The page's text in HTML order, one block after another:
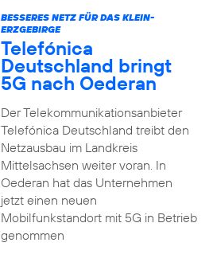
BESSERES NETZ FÜR DAS KLEIN-
ERZGEBIRGE
Telefónica
Deutschland bringt
5G nach Oederan
Der Telekommunikationsanbieter
Telefónica Deutschland treibt den
Netzausbau im Landkreis
Mittelsachsen weiter voran. In
Oederan hat das Unternehmen
jetzt einen neuen
Mobilfunkstandort mit 5G in Betrieb
genommen